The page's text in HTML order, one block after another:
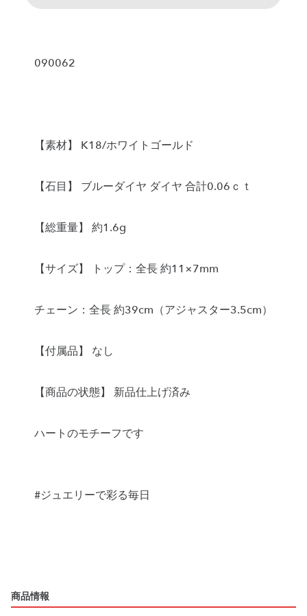
090062
【素材】 K18/ホワイトゴールド
【石目】 ブルーダイヤ ダイヤ 合計0.06ｃｔ
【総重量】 約1.6g
【サイズ】 トップ：全長 約11×7mm
チェーン：全長 約39cm（アジャスター3.5cm）
【付属品】 なし
【商品の状態】 新品仕上げ済み
ハートのモチーフです
#ジュエリーで彩る毎日
商品情報